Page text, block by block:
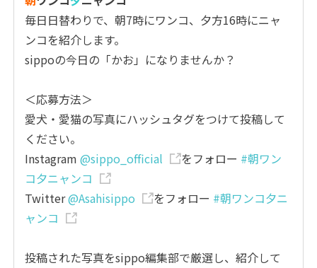
毎日日替わりで、朝7時にワンコ、夕方16時にニャ
ンコを紹介します。
sippoの今日の「かお」になりませんか？
＜応募方法＞
愛犬・愛猫の写真にハッシュタグをつけて投稿して
ください。
Instagram@sippo_official をフォロー #朝ワン
コ夕ニャンコ
Twitter@Asahisippo をフォロー #朝ワンコ夕ニ
ャンコ
投稿された写真をsippo編集部で厳選し、紹介して